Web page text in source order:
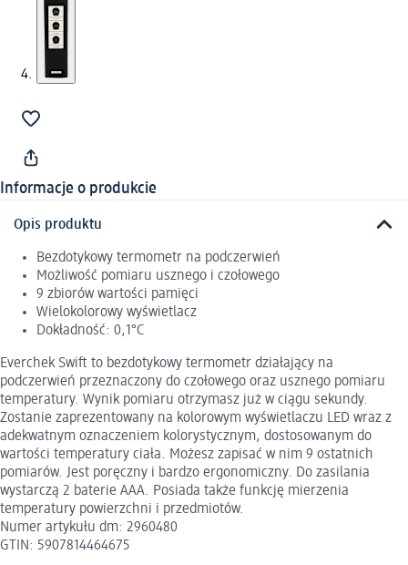
Informacje o produkcie
Opis produktu
Bezdotykowy termometr na podczerwień
Możliwość pomiaru usznego i czołowego
9 zbiorów wartości pamięci
Wielokolorowy wyświetlacz
Dokładność: 0,1°C
Everchek Swift to bezdotykowy termometr działający na
podczerwień przeznaczony do czołowego oraz usznego pomiaru
temperatury. Wynik pomiaru otrzymasz już w ciągu sekundy.
Zostanie zaprezentowany na kolorowym wyświetlaczu LED wraz z
adekwatnym oznaczeniem kolorystycznym, dostosowanym do
wartości temperatury ciała. Możesz zapisać w nim 9 ostatnich
pomiarów. Jest poręczny i bardzo ergonomiczny. Do zasilania
wystarczą 2 baterie AAA. Posiada także funkcję mierzenia
temperatury powierzchni i przedmiotów.
Numer artykułu dm: 2960480
GTIN: 5907814464675